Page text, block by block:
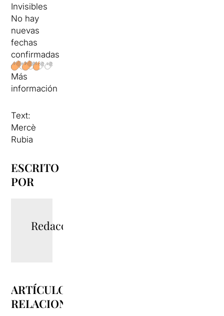
Invisibles
No hay
nuevas
fechas
confirmadas
Más
información
Text:
Mercè
Rubia
ESCRITO
POR
Redacció
ARTÍCULOS
RELACIONADOS